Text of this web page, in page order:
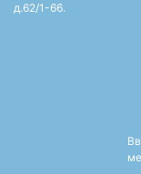
д.62/1-66.